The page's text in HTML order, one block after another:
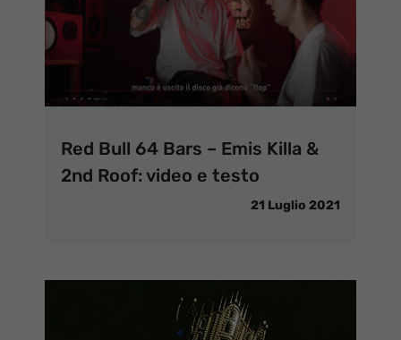
Red Bull 64 Bars – Emis Killa &
2nd Roof: video e testo
21 Luglio 2021